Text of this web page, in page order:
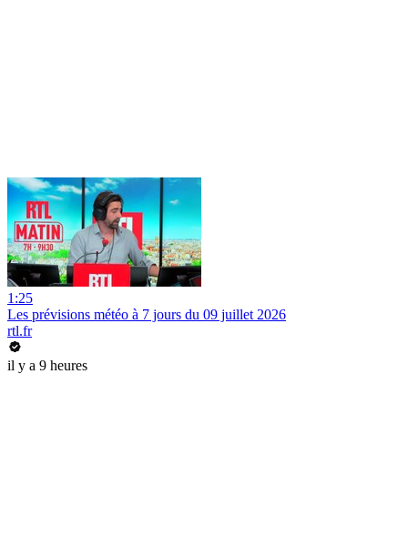
1:25
Les prévisions météo à 7 jours du 09 juillet 2026
rtl.fr
il y a 9 heures